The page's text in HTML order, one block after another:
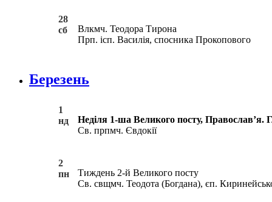
28
сб
Влкмч. Теодора Тирона
Прп. ісп. Василія, спосника Прокопового
Березень
1
нд
Неділя 1-ша Великого посту, Православ’я.
Св. прпмч. Євдокії
2
пн
Тиждень 2-й Великого посту
Св. свщмч. Теодота (Богдана), єп.